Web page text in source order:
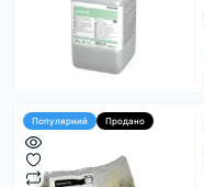
Популярний Продано